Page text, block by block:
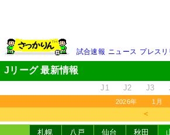
試合速報 ニュース プレスリ
Jリーグ 最新情報
J1 J2 J3
2026年 1月
＜
札幌 八戸 仙台 秋田